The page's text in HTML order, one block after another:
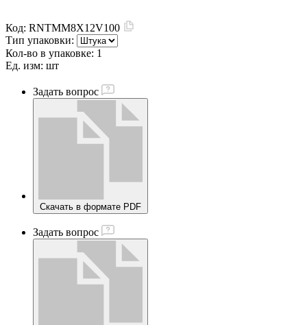
Код: RNTMM8X12V100
Тип упаковки:
Кол-во в упаковке: 1
Ед. изм: шт
Задать вопрос
Скачать в формате PDF
Задать вопрос